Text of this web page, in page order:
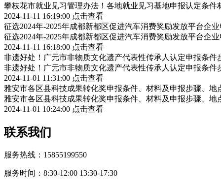
攀枝花市就业见习管理办法！各地就业见习基地申报认定条件
2024-11-11 16:19:00 点击查看
征选2024年-2025年成都新都区促进汽车消费奖励发放平台企
征选2024年-2025年成都新都区促进汽车消费奖励发放平台企
2024-11-11 16:18:00 点击查看
非遗好处！广元市非物质文化遗产代表性传承人认定申报条件
非遗好处！广元市非物质文化遗产代表性传承人认定申报条件
2024-11-01 11:31:00 点击查看
雅安市各区县科技成果转化奖申报条件、材料及申报步骤、地
雅安市各区县科技成果转化奖申报条件、材料及申报步骤、地
2024-11-01 10:24:00 点击查看
联系我们
服务热线：15855199550
服务时间：8:30-12:00 13:30-17:30